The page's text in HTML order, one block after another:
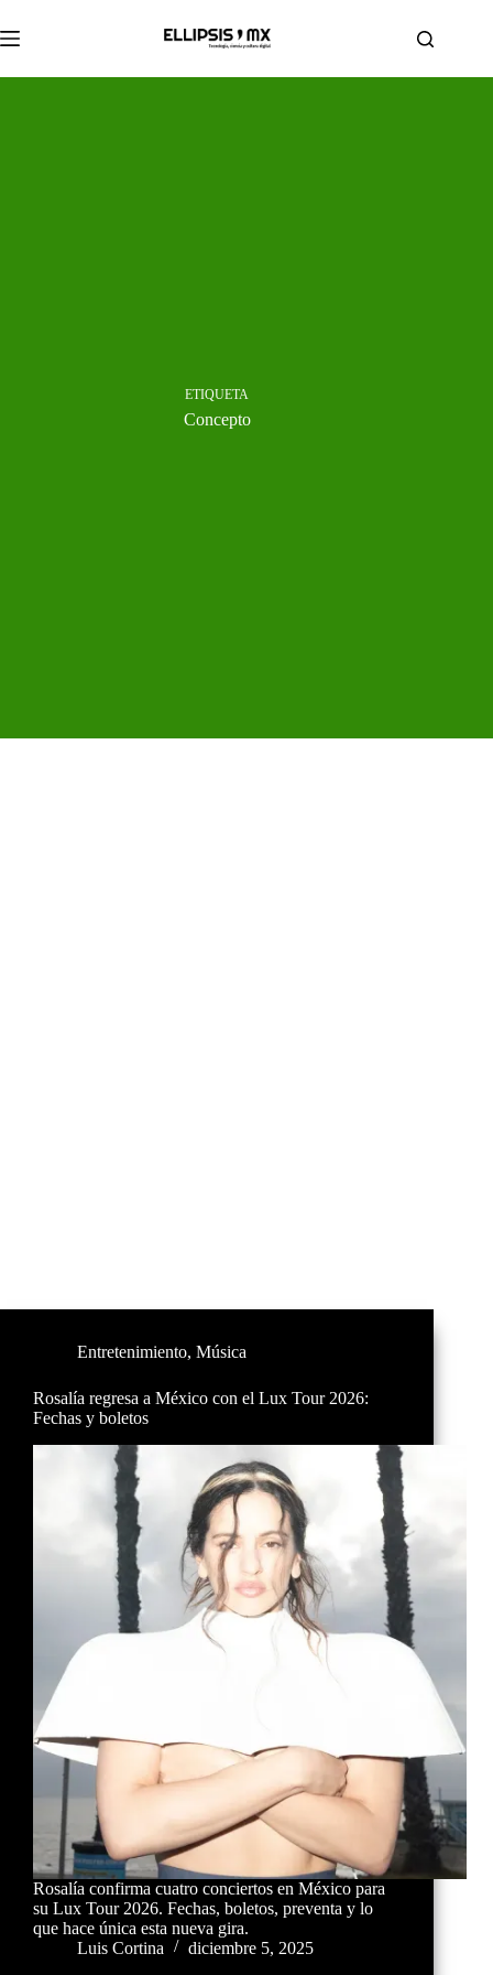
al
contenido
ETIQUETA
Concepto
Entretenimiento, Música
Rosalía regresa a México con el Lux Tour 2026:
Fechas y boletos
Rosalía confirma cuatro conciertos en México para
su Lux Tour 2026. Fechas, boletos, preventa y lo
que hace única esta nueva gira.
Luis Cortina
diciembre 5, 2025